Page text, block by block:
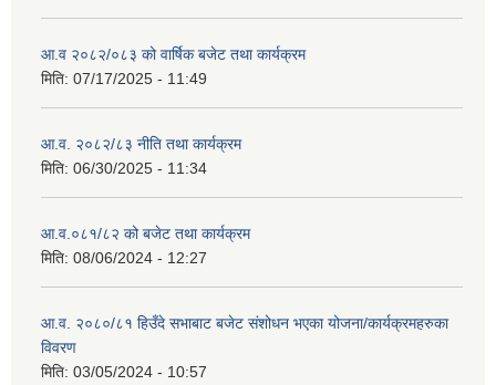
आ.व २०८२/०८३ को वार्षिक बजेट तथा कार्यक्रम
मिति: 07/17/2025 - 11:49
आ.व. २०८२/८३ नीति तथा कार्यक्रम
मिति: 06/30/2025 - 11:34
आ.व.०८१/८२ को बजेट तथा कार्यक्रम
मिति: 08/06/2024 - 12:27
आ.व. २०८०/८१ हिउँदे सभाबाट बजेट संशोधन भएका योजना/कार्यक्रमहरुका
विवरण
मिति: 03/05/2024 - 10:57